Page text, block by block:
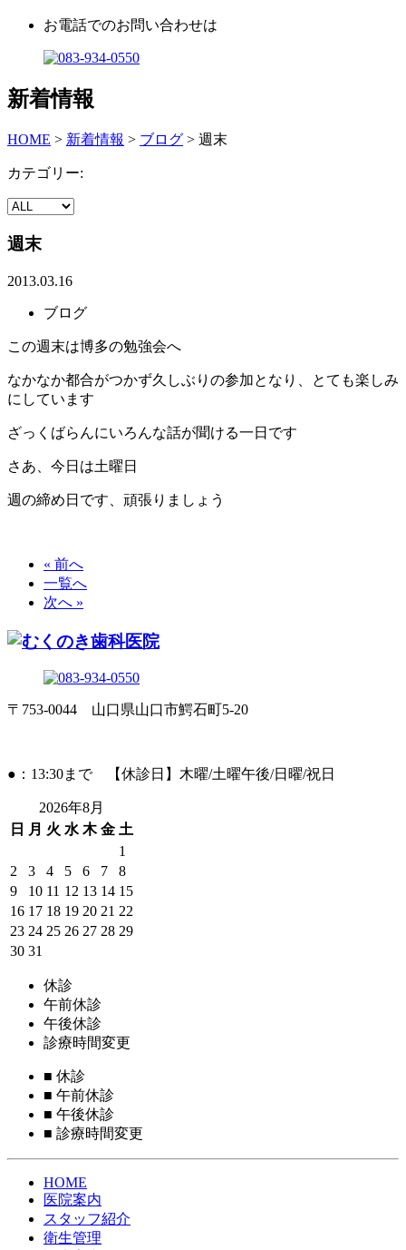
お電話でのお問い合わせは
新着情報
HOME > 新着情報 > ブログ > 週末
カテゴリー:
週末
2013.03.16
ブログ
この週末は博多の勉強会へ
なかなか都合がつかず久しぶりの参加となり、とても楽しみ
にしています
ざっくばらんにいろんな話が聞ける一日です
さあ、今日は土曜日
週の締め日です、頑張りましょう
« 前へ
一覧へ
次へ »
〒753-0044 山口県山口市鰐石町5-20
●：13:30まで 【休診日】木曜/土曜午後/日曜/祝日
2026年8月
日
月 火 水 木 金 土
1
2
3 4 5 6 7
8
9
10 11 12 13 14 15
16 17 18 19 20 21 22
23 24 25 26 27 28 29
30 31
休診
午前休診
午後休診
診療時間変更
■ 休診
■ 午前休診
■ 午後休診
■ 診療時間変更
HOME
医院案内
スタッフ紹介
衛生管理